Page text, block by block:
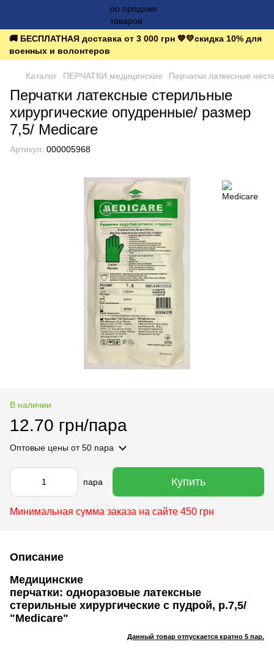
🚚 БЕСПЛАТНАЯ доставка от 3 000 грн 💙💛скидка 10% для
военных и волонтеров
Каталог ПЕРЧАТКИ медицинские Перчатки латексные
Перчатки латексные стерильные
хирургические опудренные/ размер
7,5/ Medicare
Артикул: 000005968
В наличии
12.70 грн/пара
Оптовые цены от 50 пара
пара Купить
Минимальная сумма заказа на сайте 450 грн
Описание
Медицинские
перчатки: одноразовые латексные
стерильные хирургические с пудрой, р.7,5/
"Medicare"
Данный товар отпускается кратно 5 пар.